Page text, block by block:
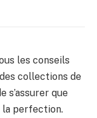
les conseils
collections de
s’assurer que
la perfection.